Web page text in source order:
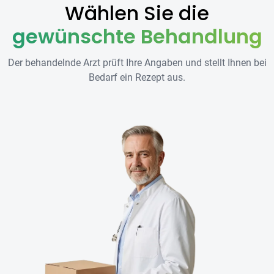
Wählen Sie die
gewünschte Behandlung
Der behandelnde Arzt prüft Ihre Angaben und stellt Ihnen bei
Bedarf ein Rezept aus.